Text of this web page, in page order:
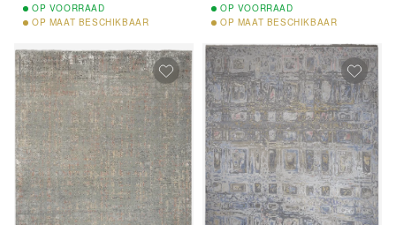
OP VOORRAAD
OP MAAT BESCHIKBAAR
OP VOORRAAD
OP MAAT BESCHIKBAAR